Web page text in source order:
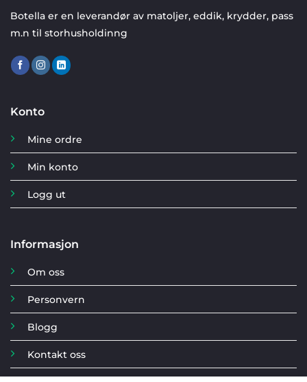
Botella er en leverandør av matoljer, eddik, krydder, pass
m.n til storhusholdinng
Konto
Mine ordre
Min konto
Logg ut
Informasjon
Om oss
Personvern
Blogg
Kontakt oss